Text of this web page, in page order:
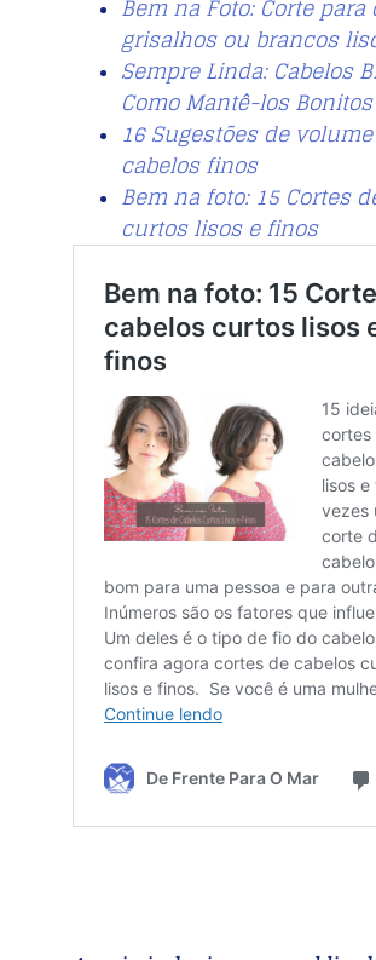
grisalhos ou brancos
Sempre Linda: Cabelos
Como Mantê-los Bonitos
16 Sugestões de
cabelos finos
Bem na foto: 15 Cortes
curtos lisos e finos